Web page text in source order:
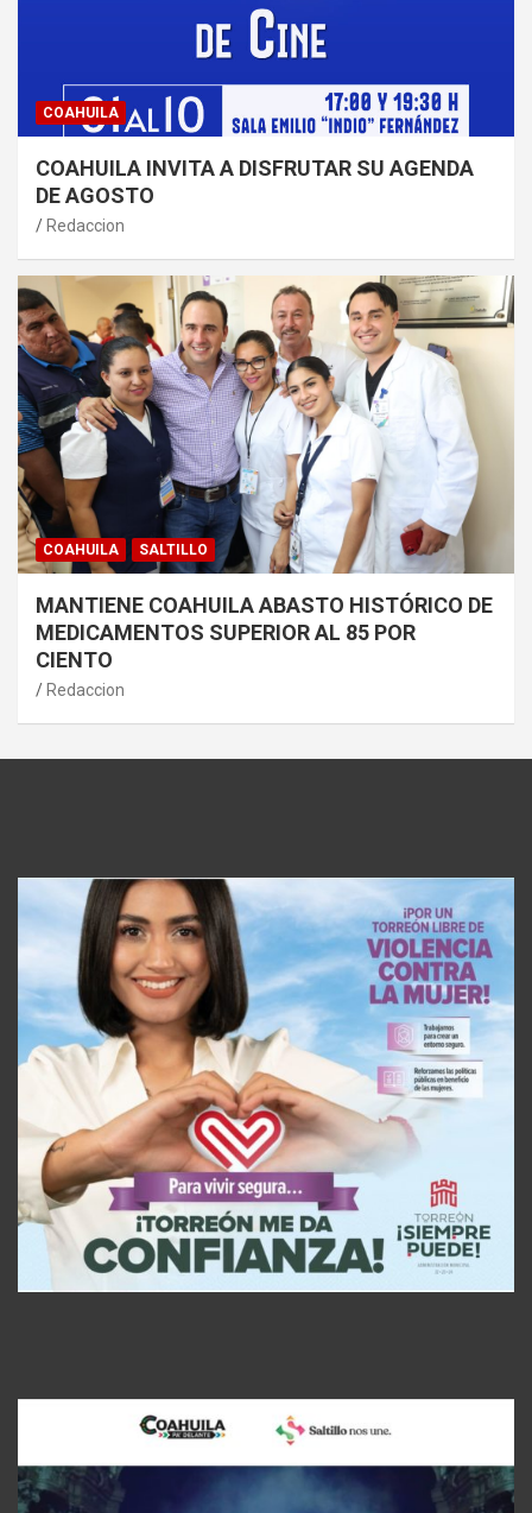
COAHUILA
COAHUILA INVITA A DISFRUTAR SU AGENDA
DE AGOSTO
Redaccion
COAHUILA SALTILLO
MANTIENE COAHUILA ABASTO HISTÓRICO DE
MEDICAMENTOS SUPERIOR AL 85 POR
CIENTO
Redaccion